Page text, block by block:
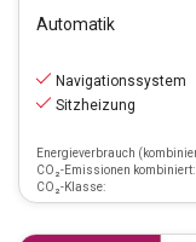
Automatik
Navigationssystem
Sitzheizung
Energieverbrauch
CO₂-Emissionen kombiniert:
CO₂-Klasse: